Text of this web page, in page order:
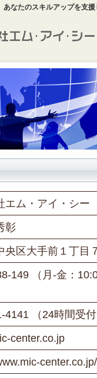
なたのスキルアップを支
エム・アイ・シー
彰
央区大手前１丁目
149 （月-金：
4141 （24時間受
center.co.jp
center.co.jp/